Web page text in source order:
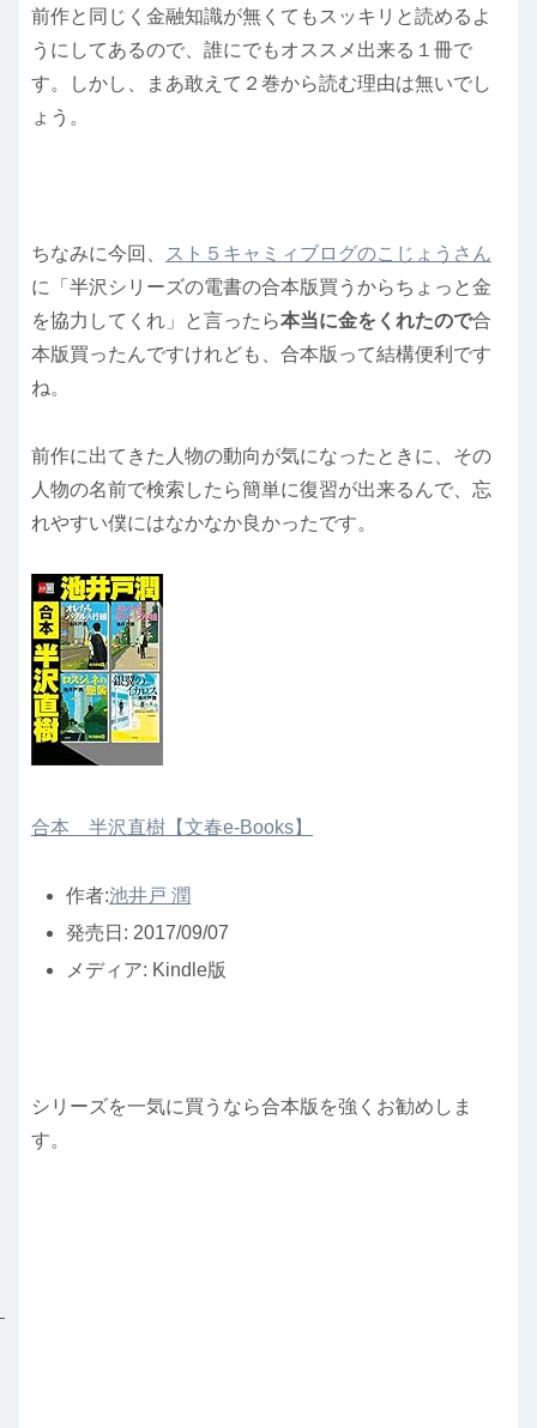
前作と同じく金融知識が無くてもスッキリと読めるよ
うにしてあるので、誰にでもオススメ出来る１冊で
す。しかし、まあ敢えて２巻から読む理由は無いでし
ょう。
ちなみに今回、
スト５キャミィブログのこじょうさん
に「半沢シリーズの電書の合本版買うからちょっと金
を協力してくれ」と言ったら本当に金をくれたので合
本版買ったんですけれども、合本版って結構便利です
ね。
前作に出てきた人物の動向が気になったときに、その
人物の名前で検索したら簡単に復習が出来るんで、忘
れやすい僕にはなかなか良かったです。
合本 半沢直樹【文春e-Books】
作者:池井戸 潤
発売日: 2017/09/07
メディア: Kindle版
シリーズを一気に買うなら合本版を強くお勧めしま
す。